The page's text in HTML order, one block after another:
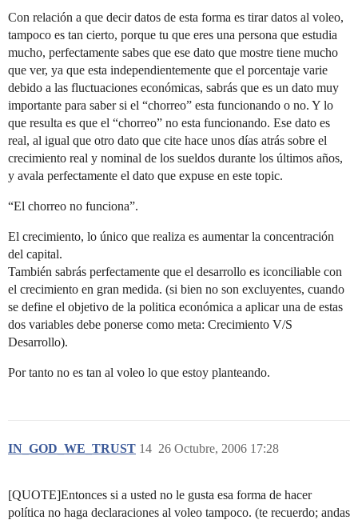
Con relación a que decir datos de esta forma es tirar datos al voleo,
tampoco es tan cierto, porque tu que eres una persona que estudia
mucho, perfectamente sabes que ese dato que mostre tiene mucho
que ver, ya que esta independientemente que el porcentaje varie
debido a las fluctuaciones económicas, sabrás que es un dato muy
importante para saber si el “chorreo” esta funcionando o no. Y lo
que resulta es que el “chorreo” no esta funcionando. Ese dato es
real, al igual que otro dato que cite hace unos días atrás sobre el
crecimiento real y nominal de los sueldos durante los últimos años,
y avala perfectamente el dato que expuse en este topic.
“El chorreo no funciona”.
El crecimiento, lo único que realiza es aumentar la concentración
del capital.
También sabrás perfectamente que el desarrollo es iconciliable con
el crecimiento en gran medida. (si bien no son excluyentes, cuando
se define el objetivo de la politica económica a aplicar una de estas
dos variables debe ponerse como meta: Crecimiento V/S
Desarrollo).
Por tanto no es tan al voleo lo que estoy planteando.
IN_GOD_WE_TRUST 26 Octubre, 2006 17:28
14
[QUOTE]Entonces si a usted no le gusta esa forma de hacer
política no haga declaraciones al voleo tampoco. (te recuerdo; andas